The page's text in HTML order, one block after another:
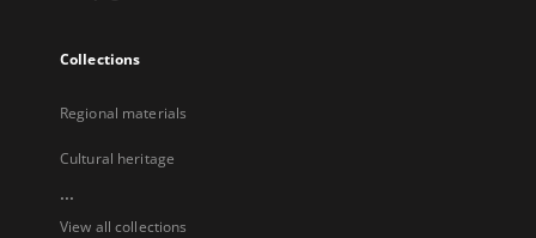
Collections
Regional materials
Cultural heritage
...
View all collections